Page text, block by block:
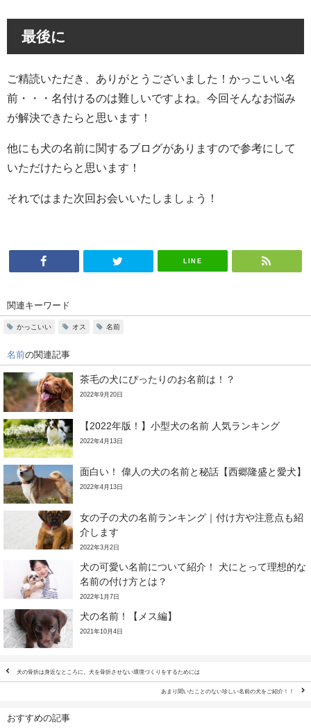
最後に
ご精読いただき、ありがとうございました！かっこいい名
前・・・名付けるのは難しいですよね。今回そんなお悩み
が解決できたらと思います！
他にも犬の名前に関するブログがありますので参考にして
いただけたらと思います！
それではまた次回お会いいたしましょう！
LINE
関連キーワード
かっこいい オス 名前
名前の関連記事
茶毛の犬にぴったりのお名前は！？
2022年9月20日
【2022年版！】小型犬の名前 人気ランキング
2022年4月13日
面白い！ 偉人の犬の名前と秘話【西郷隆盛と愛犬】
2022年4月13日
女の子の犬の名前ランキング｜付け方や注意点も紹
介します
2022年3月2日
犬の可愛い名前について紹介！ 犬にとって理想的な
名前の付け方とは？
2022年1月7日
犬の名前！【メス編】
2021年10月4日
犬の骨折は身近なところに。犬を骨折させない環境づくりをするためには
あまり聞いたことのない珍しい名前の犬をご紹介！！
おすすめの記事